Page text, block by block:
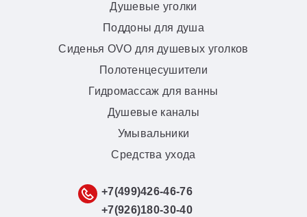
Душевые уголки
Поддоны для душа
Сиденья OVO для душевых уголков
Полотенцесушители
Гидромассаж для ванны
Душевые каналы
Умывальники
Средства ухода
+7(499)426-46-76
+7(926)180-30-40